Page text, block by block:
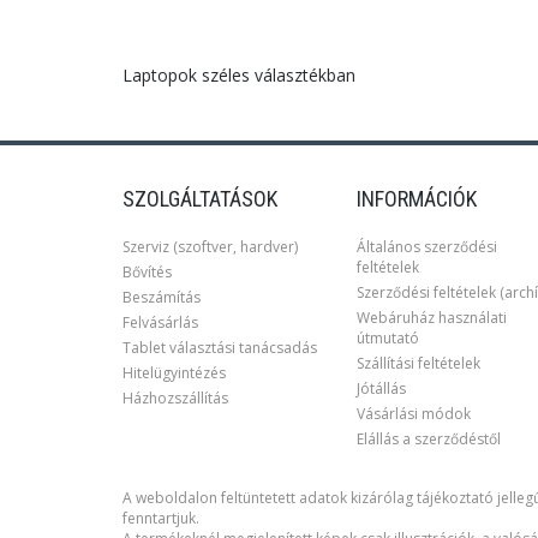
Laptopok széles választékban
SZOLGÁLTATÁSOK
Szerviz (szoftver, hardver)
Bővítés
Beszámítás
Felvásárlás
Tablet választási tanácsadás
Hitelügyintézés
Házhozszállítás
INFORMÁCIÓK
Általános szerződési
feltételek
Szerződési feltételek
Webáruház használati
útmutató
Szállítási feltételek
Jótállás
Vásárlási módok
Elállás a szerződéstől
A weboldalon feltüntetett adatok kizárólag tájékoztató
fenntartjuk.